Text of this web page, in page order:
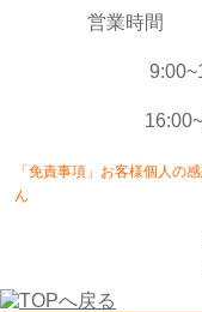
営業時間 →
9:00~12:30
「免責事項」お客様個人の
ん